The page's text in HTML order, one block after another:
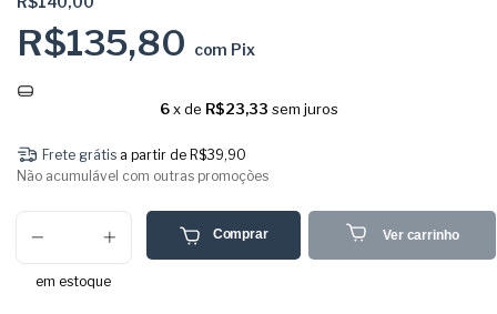
R$135,80 com Pix
6 x de R$23,33 sem juros
Frete grátis a partir de R$39,90
Não acumulável com outras promoções
em estoque
Comprar Ver carrinho